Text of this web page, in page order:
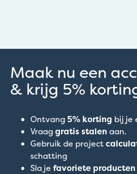
Maak nu een
& krijg 5%
Ontvang 5% korting bij je
Vraag gratis stalen aan.
Gebruik de project
schatting
Sla je favoriete producten